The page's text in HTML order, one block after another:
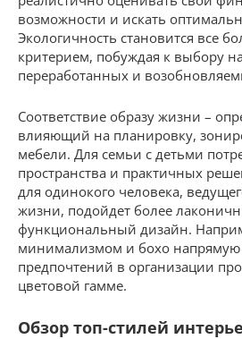
возможности и искать
Экологичность становится все
критерием, побуждая к выбору
переработанных и
Соответствие образу жизни –
влияющий на планировку,
мебели. Для семьи с детьми
пространства и практичных
для одинокого человека,
жизни, подойдет более
функциональный дизайн.
минимализмом и бохо напрямую
предпочтений в организации
цветовой гамме.
Обзор топ-стилей